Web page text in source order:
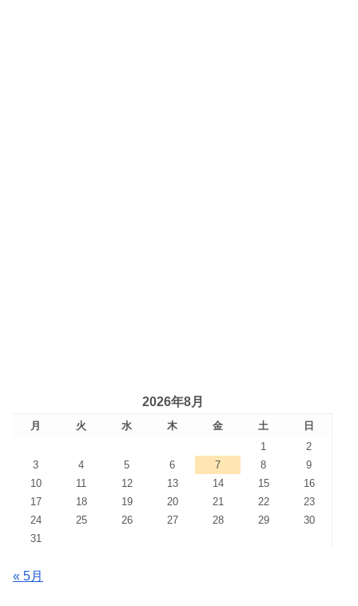
2026年8月
月 火 水 木 金 土
日
1
2
3
4 5 6 7 8
9
10
11 12 13 14 15
16
17
18 19 20 21 22
23
24
25 26 27 28 29
30
31
« 5月